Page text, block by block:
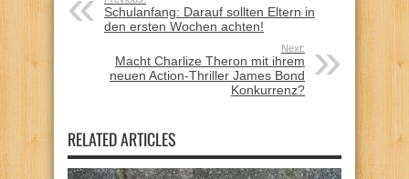
Schulanfang: Darauf sollten Eltern in
den ersten Wochen achten!
Next:
Macht Charlize Theron mit ihrem
neuen Action-Thriller James Bond
Konkurrenz?
RELATED ARTICLES